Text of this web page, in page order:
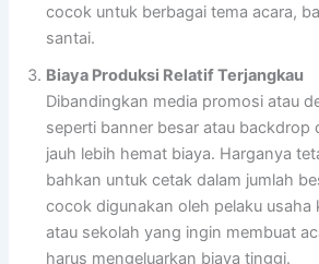
cocok untuk berbagai tema acara,
santai.
Biaya Produksi Relatif Terjangkau
Dibandingkan media promosi atau
seperti banner besar atau backdrop
jauh lebih hemat biaya. Harganya
bahkan untuk cetak dalam jumlah
cocok digunakan oleh pelaku usaha
atau sekolah yang ingin membuat
harus mengeluarkan biaya tinggi.